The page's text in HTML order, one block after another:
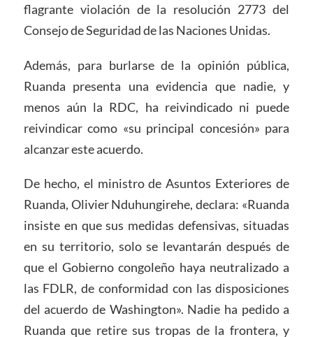
flagrante violación de la resolución 2773 del
Consejo de Seguridad de las Naciones Unidas.
Además, para burlarse de la opinión pública,
Ruanda presenta una evidencia que nadie, y
menos aún la RDC, ha reivindicado ni puede
reivindicar como «su principal concesión» para
alcanzar este acuerdo.
De hecho, el ministro de Asuntos Exteriores de
Ruanda, Olivier Nduhungirehe, declara: «Ruanda
insiste en que sus medidas defensivas, situadas
en su territorio, solo se levantarán después de
que el Gobierno congoleño haya neutralizado a
las FDLR, de conformidad con las disposiciones
del acuerdo de Washington». Nadie ha pedido a
Ruanda que retire sus tropas de la frontera, y